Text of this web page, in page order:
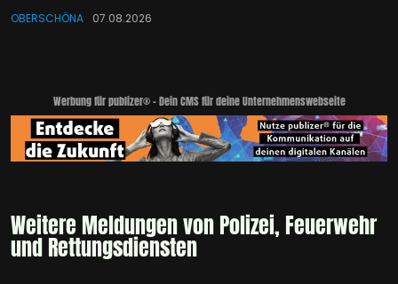
OBERSCHÖNA 07.08.2026
Werbung für publizer® - Dein CMS für deine Unternehmenswebseite
Weitere Meldungen von Polizei, Feuerwehr
und Rettungsdiensten